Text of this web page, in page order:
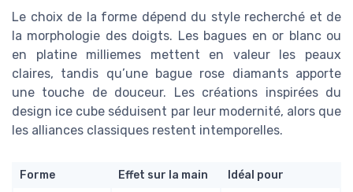
Le choix de la forme dépend du style recherché et de
la morphologie des doigts. Les bagues en or blanc ou
en platine milliemes mettent en valeur les peaux
claires, tandis qu’une bague rose diamants apporte
une touche de douceur. Les créations inspirées du
design ice cube séduisent par leur modernité, alors que
les alliances classiques restent intemporelles.
Forme Effet sur la main Idéal pour